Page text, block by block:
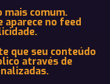
mais comum.
aparece no feed
que seu conteúdo
através de